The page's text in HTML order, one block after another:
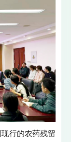
行的农药残留